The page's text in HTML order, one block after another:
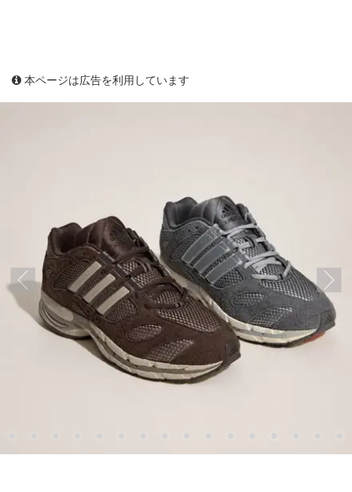
本ページは広告を利用しています